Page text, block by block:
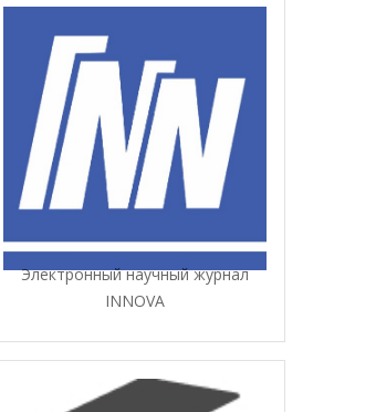
Электронный научный журнал
INNOVA